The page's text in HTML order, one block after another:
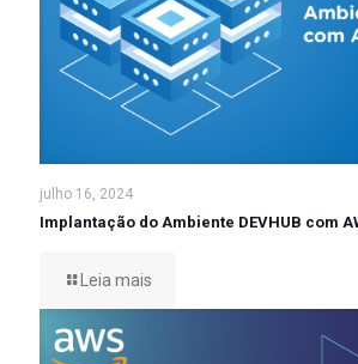
julho 16, 2024
Implantação do Ambiente DEVHUB com
Leia mais